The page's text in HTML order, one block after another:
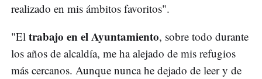
realizado en mis ámbitos favoritos".
"El trabajo en el Ayuntamiento, sobre todo durante
los años de alcaldía, me ha alejado de mis refugios
más cercanos. Aunque nunca he dejado de leer y de